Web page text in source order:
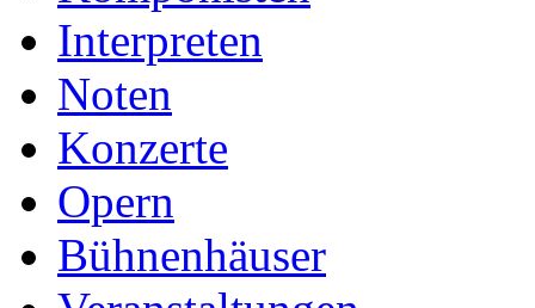
Interpreten
Noten
Konzerte
Opern
Bühnenhäuser